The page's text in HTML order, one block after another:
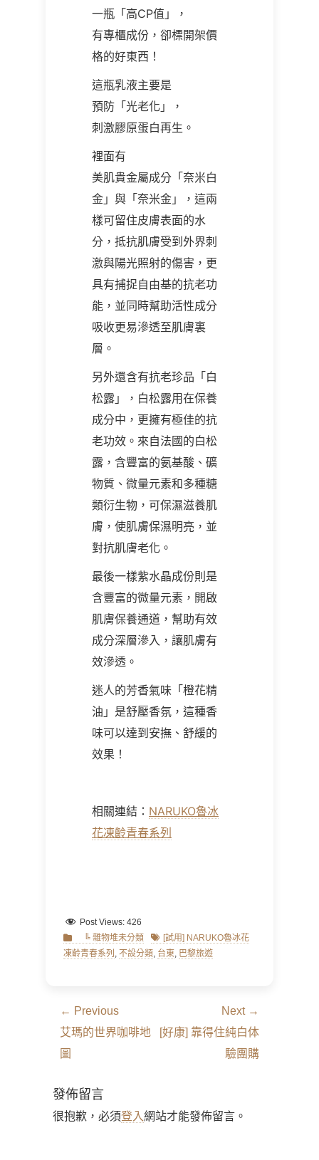
一瓶「高CP值」，
有專櫃成份，卻標開架價
格的好東西！
這瓶乳液主要是
預防「光老化」，
刺激膠原蛋白再生。
裡面有
美肌貴金屬成分「奈米白
金」與「奈米金」，這兩
樣可留住皮膚表面的水
分，抵抗肌膚受到外界刺
激與陽光照射的傷害，更
具有捕捉自由基的抗老功
能，並同時幫助活性成分
吸收更易滲透至肌膚裏
層。
另外還含有抗老珍品「白
松露」，白松露用在保養
成分中，更擁有極佳的抗
老功效。來自法國的白松
露，含豐富的氨基酸、礦
物質、微量元素和多種糖
類衍生物，可保濕滋養肌
膚，使肌膚保濕明亮，並
對抗肌膚老化。
最後一樣紫水晶成份則是
含豐富的微量元素，開啟
肌膚保養通道，幫助有效
成分深層滲入，讓肌膚有
效滲透。
迷人的芳香氣味「橙花精
油」是舒壓香氛，這種香
味可以達到安撫、舒緩的
效果！
相關連結： NARUKO魯冰
花凍齡青春系列
Post Views: 426
Categories
╚ 雜物堆未分類 Tags[試用] NARUKO魯冰花
凍齡青春系列 , 不設分類, 台東, 巴黎旅遊
文
章
導
覽
← Previous
Previous
post:
艾瑪的世界咖啡地
圖
Next →
Next
[好康] 靠得住純白体
驗團購
發佈留言
很抱歉，必須登入網站才能發佈留言。